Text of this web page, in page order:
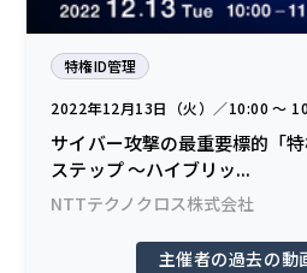
特権ID管理
2022年12月13日（火）／10:00 〜
サイバー攻撃の最重要標的「
ステップ ～ハイブリッ...
NTTテクノクロス株式会社
主催者の過去の動